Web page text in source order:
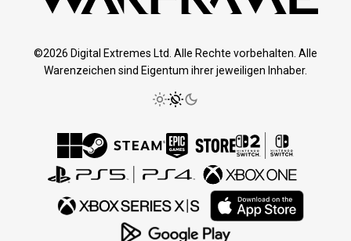
©2026 Digital Extremes Ltd. Alle Rechte vorbehalten. Alle
Warenzeichen sind Eigentum ihrer jeweiligen Inhaber.